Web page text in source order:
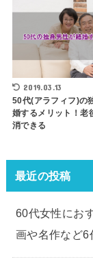
2019.03.13
50代(アラフィフ)の
婚するメリット！老
消できる
最近の投稿
60代女性にお
画や名作など6